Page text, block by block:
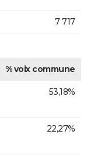
7 717
% voix commune
53,18%
22,27%